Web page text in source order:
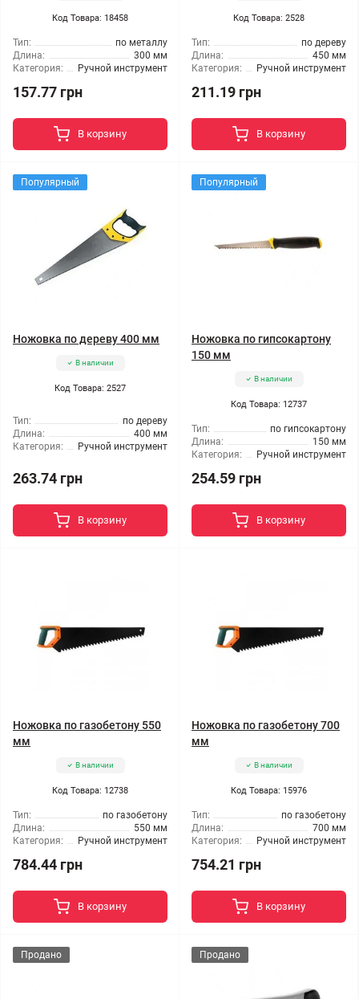
Код Товара: 18458
Тип:
по металлу
Длина:
300 мм
Категория:
Ручной инструмент
157.77 грн
В корзину
Код Товара: 2528
Тип:
по дереву
Длина:
450 мм
Категория:
Ручной инструмент
211.19 грн
В корзину
Популярный
Ножовка по дереву 400 мм
В наличии
Код Товара: 2527
Тип:
по дереву
Длина:
400 мм
Категория:
Ручной инструмент
263.74 грн
В корзину
Популярный
Ножовка по гипсокартону
150 мм
В наличии
Код Товара: 12737
Тип:
по гипсокартону
Длина:
150 мм
Категория:
Ручной инструмент
254.59 грн
В корзину
Ножовка по газобетону 550
мм
В наличии
Код Товара: 12738
Тип:
по газобетону
Длина:
550 мм
Категория:
Ручной инструмент
784.44 грн
В корзину
Ножовка по газобетону 700
мм
В наличии
Код Товара: 15976
Тип:
по газобетону
Длина:
700 мм
Категория:
Ручной инструмент
754.21 грн
В корзину
Продано Продано